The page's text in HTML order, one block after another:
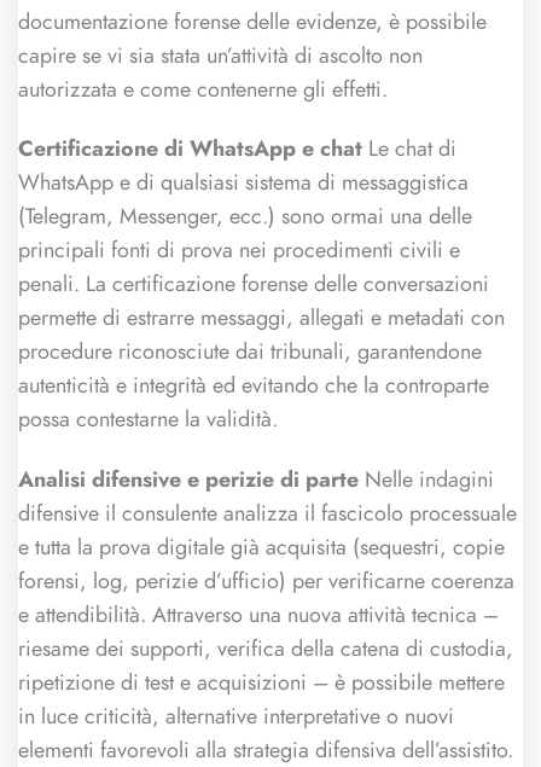
documentazione forense delle evidenze, è possibile
capire se vi sia stata un’attività di ascolto non
autorizzata e come contenerne gli effetti.
Certificazione di WhatsApp e chat Le chat di
WhatsApp e di qualsiasi sistema di messaggistica
(Telegram, Messenger, ecc.) sono ormai una delle
principali fonti di prova nei procedimenti civili e
penali. La certificazione forense delle conversazioni
permette di estrarre messaggi, allegati e metadati con
procedure riconosciute dai tribunali, garantendone
autenticità e integrità ed evitando che la controparte
possa contestarne la validità.
Analisi difensive e perizie di parte Nelle indagini
difensive il consulente analizza il fascicolo processuale
e tutta la prova digitale già acquisita (sequestri, copie
forensi, log, perizie d’ufficio) per verificarne coerenza
e attendibilità. Attraverso una nuova attività tecnica –
riesame dei supporti, verifica della catena di custodia,
ripetizione di test e acquisizioni – è possibile mettere
in luce criticità, alternative interpretative o nuovi
elementi favorevoli alla strategia difensiva dell’assistito.